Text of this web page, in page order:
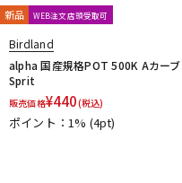
新品 WEB注文店頭受取可
Birdland
alpha 国産規格POT 500K Aカーブ
Sprit
販売価格¥440(税込)
ポイント：1% (4pt)